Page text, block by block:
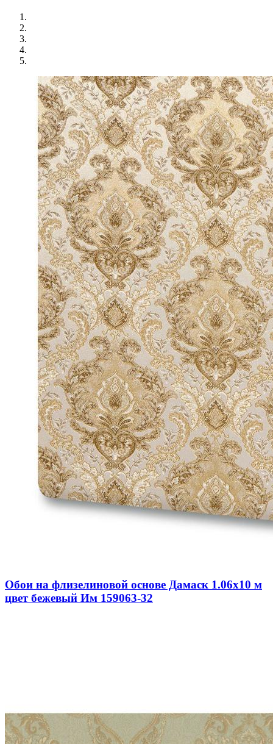
Обои на флизелиновой основе Дамаск 1.06х10 м
цвет бежевый Им 159063-32